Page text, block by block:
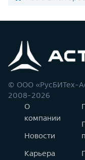
© ООО «РусБИТех-
2008-2026
О
компании
Новости
Карьера